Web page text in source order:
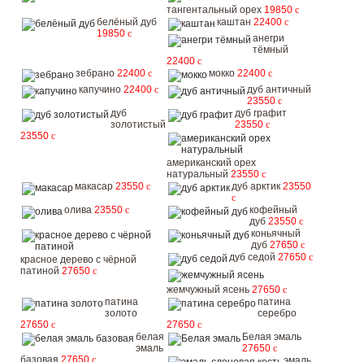
тангентальный орех 19850 c
белёный дуб
19850 c
каштан 22400 c
анегри
тёмный
22400 c
зебрано 22400 c мокко 22400 c
капучино 22400 c
дуб античный
23550 c
дуб
золотистый
23550 c
дуб графит
23550 c
американский орех
натуральный 23550 c
макасар 23550 c дуб арктик 23550
c
олива 23550 c
кофейный
дуб 23550 c
красное дерево с чёрной
патиной 27650 c
коньячный
дуб 27650 c
дуб седой 27650 c
жемчужный ясень 27650 c
патина
золото
27650 c
патина
серебро
27650 c
белая
эмаль
базовая 27650 c
Белая эмаль
27650 c